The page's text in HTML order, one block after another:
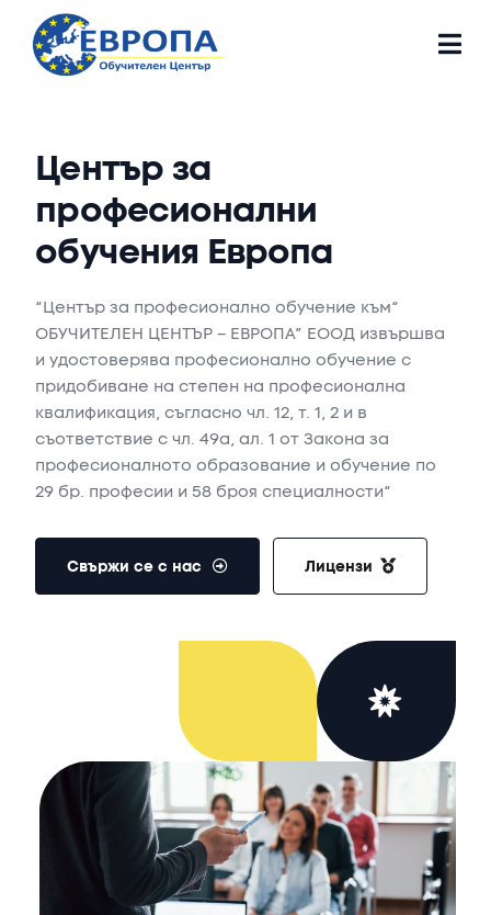
Центърза
професионални
обучения Европа
“Център за професионално обучение към“
ОБУЧИТЕЛЕН ЦЕНТЪР – ЕВРОПА” ЕООД извършва
и удостоверява професионално обучение с
придобиване на степен на професионална
квалификация, съгласно чл. 12, т. 1, 2 и в
съответствие с чл. 49а, ал. 1 от Закона за
професионалното образование и обучение по
29 бр. професии и 58 броя специалности“
Свържи се с нас Лицензи